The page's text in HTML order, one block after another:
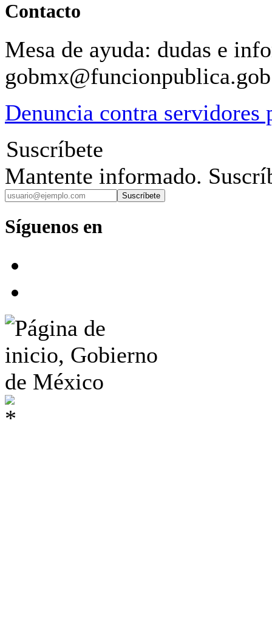
Contacto
Mesa de ayuda: dudas e
Denuncia contra servidores
Suscríbete
Mantente informado.
Suscríbete
Síguenos en